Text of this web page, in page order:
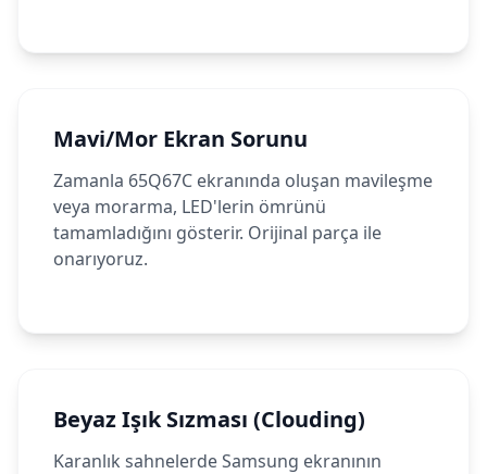
Mavi/Mor Ekran Sorunu
Zamanla 65Q67C ekranında oluşan mavileşme
veya morarma, LED'lerin ömrünü
tamamladığını gösterir. Orijinal parça ile
onarıyoruz.
Beyaz Işık Sızması (Clouding)
Karanlık sahnelerde Samsung ekranının